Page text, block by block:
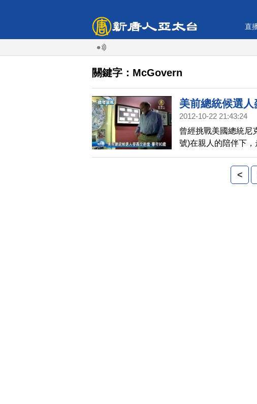
直
關鍵字：McGovern
美前總統候選
2012-10-22 21:43:24
曾經挑戰美國總統尼
號)在親人的陪伴下，
<